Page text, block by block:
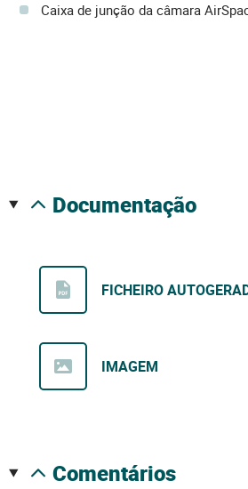
Caixa de junção da câmara
documentação
FICHEIRO
IMAGEM
comentários